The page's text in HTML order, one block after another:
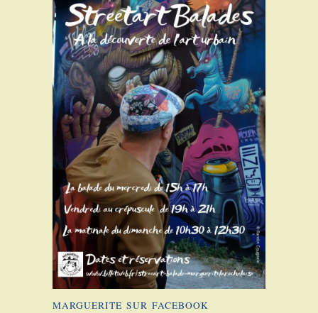
MARGUERITE SUR FACEBOOK